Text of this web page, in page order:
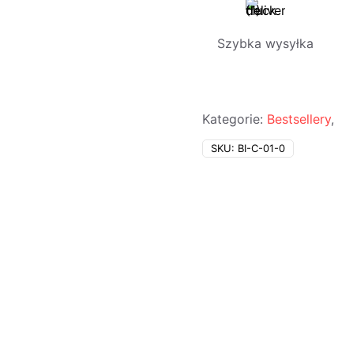
czarnym
Szybka wysyłka
Kategorie: Bestsellery,
SKU: BI-C-01-0